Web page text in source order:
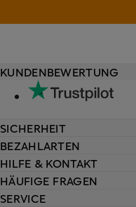
HILFE & KONTAKT
HÄUFIGE FRAGEN
SERVICE
KUNDENBEWERTUNG
SICHERHEIT
BEZAHLARTEN